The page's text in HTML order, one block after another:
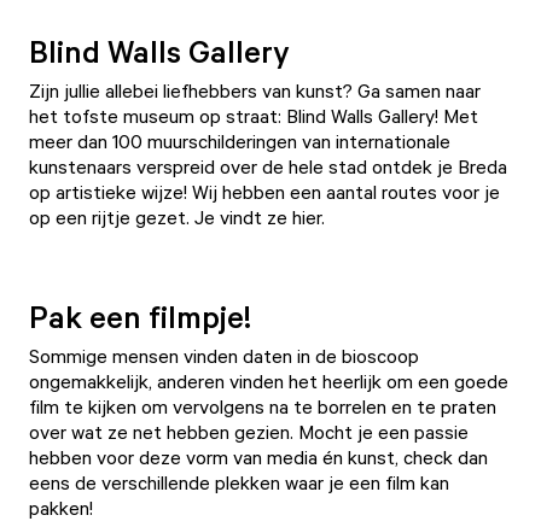
Blind Walls Gallery
Zijn jullie allebei liefhebbers van kunst? Ga samen naar
het tofste museum op straat: Blind Walls Gallery! Met
meer dan 100 muurschilderingen van internationale
kunstenaars verspreid over de hele stad ontdek je Breda
op artistieke wijze! Wij hebben een aantal routes voor je
op een rijtje gezet. Je vindt ze hier.
Pak een filmpje!
Sommige mensen vinden daten in de bioscoop
ongemakkelijk, anderen vinden het heerlijk om een goede
film te kijken om vervolgens na te borrelen en te praten
over wat ze net hebben gezien. Mocht je een passie
hebben voor deze vorm van media én kunst, check dan
eens de verschillende plekken waar je een film kan
pakken!